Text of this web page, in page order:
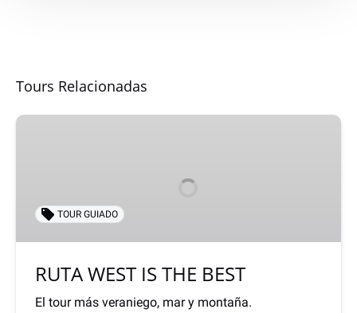
Tours Relacionadas
RUTA
TOUR GUIADO
RUTA WEST IS THE BEST
El tour más veraniego, mar y montaña.